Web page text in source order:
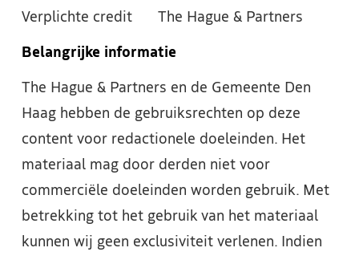
Verplichte credit
The Hague & Partners
Belangrijke informatie
The Hague & Partners en de Gemeente Den
Haag hebben de gebruiksrechten op deze
content voor redactionele doeleinden. Het
materiaal mag door derden niet voor
commerciële doeleinden worden gebruik. Met
betrekking tot het gebruik van het materiaal
kunnen wij geen exclusiviteit verlenen. Indien